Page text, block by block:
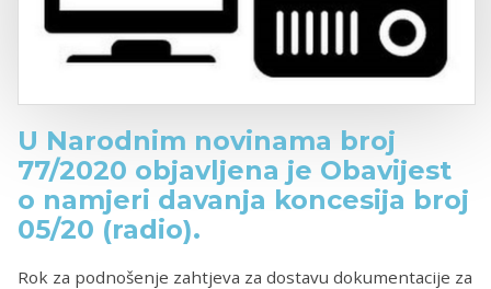
U Narodnim novinama broj
77/2020 objavljena je Obavijest
o namjeri davanja koncesija broj
05/20 (radio).
Rok za podnošenje zahtjeva za dostavu dokumentacije za